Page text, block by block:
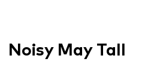
Noisy May Tall